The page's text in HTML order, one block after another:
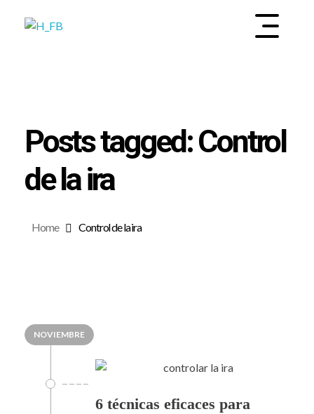
Home Control de la ira
Posts tagged: Control
de la ira
NOVIEMBRE
6 técnicas eficaces para